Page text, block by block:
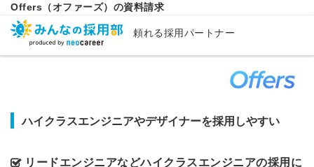
Offers（オファーズ）の資料請求
頼れる採用パートナー
ハイクラスエンジニアやデザイナーを採用しやすい
リードエンジニアなどハイクラスエンジニアの採用に